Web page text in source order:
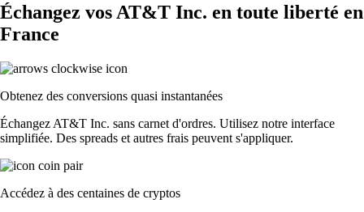
Échangez vos AT&T Inc. en toute liberté en
France
Obtenez des conversions quasi instantanées
Échangez AT&T Inc. sans carnet d'ordres. Utilisez notre interface
simplifiée. Des spreads et autres frais peuvent s'appliquer.
Accédez à des centaines de cryptos